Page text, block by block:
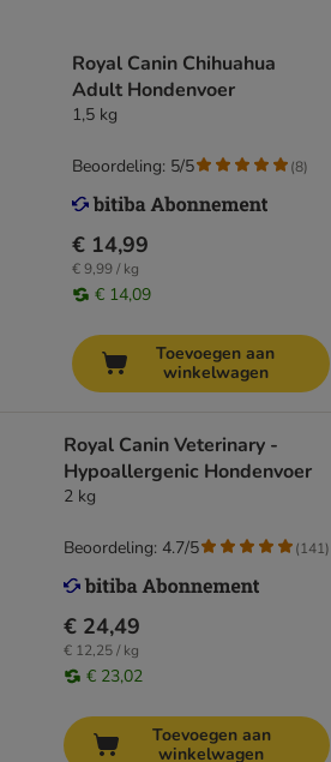
Royal Canin Chihuahua
Adult Hondenvoer
1,5 kg
€ 14,99
€ 9,99 / kg
€ 14,09
Beoordeling: 5/5 (8)
Toevoegen aan
winkelwagen
Royal Canin Veterinary -
Hypoallergenic Hondenvoer
2 kg
€ 24,49
€ 12,25 / kg
€ 23,02
Beoordeling: 4.7/5 (141)
Toevoegen aan
winkelwagen